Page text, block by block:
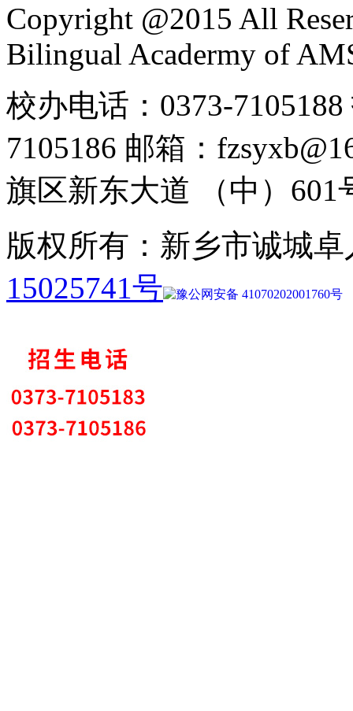
Copyright @2015 All
Bilingual Acadermy of
校办电话：0373-
7105186 邮箱：
旗区新东大道 （中）601
版权所有：新乡市诚城
15025741号
豫公网安备 41070202001760号